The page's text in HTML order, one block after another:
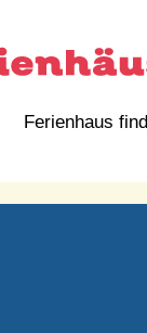
Ferienhaus